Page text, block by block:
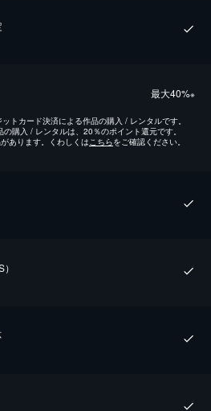
最⼤40%※
トカード決済による作品の購入 / レンタルです。
購入 / レンタルは、20％のポイント還元です。
あります。くわしくはこちらをご確認ください。